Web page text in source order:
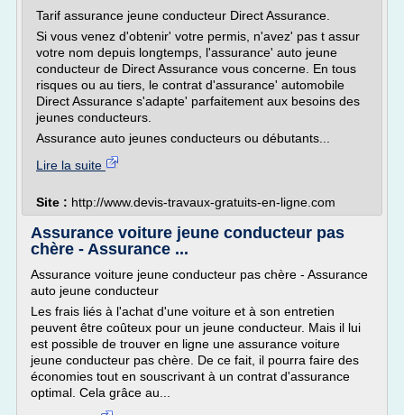
Tarif assurance jeune conducteur Direct Assurance.
Si vous venez d'obtenir' votre permis, n'avez' pas t assur
votre nom depuis longtemps, l'assurance' auto jeune
conducteur de Direct Assurance vous concerne. En tous
risques ou au tiers, le contrat d'assurance' automobile
Direct Assurance s'adapte' parfaitement aux besoins des
jeunes conducteurs.
Assurance auto jeunes conducteurs ou débutants...
Lire la suite
Site : http://www.devis-travaux-gratuits-en-ligne.com
Assurance voiture jeune conducteur pas
chère - Assurance ...
Assurance voiture jeune conducteur pas chère - Assurance
auto jeune conducteur
Les frais liés à l'achat d'une voiture et à son entretien
peuvent être coûteux pour un jeune conducteur. Mais il lui
est possible de trouver en ligne une assurance voiture
jeune conducteur pas chère. De ce fait, il pourra faire des
économies tout en souscrivant à un contrat d'assurance
optimal. Cela grâce au...